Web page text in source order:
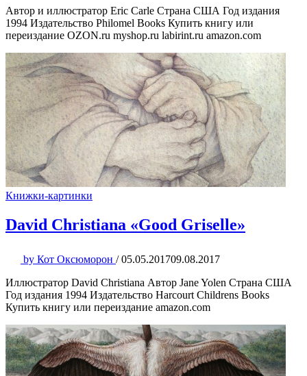
Автор и иллюстратор Eric Carle Страна США Год издания
1994 Издательство Philomel Books Купить книгу или
переиздание OZON.ru myshop.ru labirint.ru amazon.com
Книжки-картинки
David Christiana «Good Griselle»
by Кот Оксюморон / 05.05.201709.08.2017
Иллюстратор David Christiana Автор Jane Yolen Страна США
Год издания 1994 Издательство Harcourt Childrens Books
Купить книгу или переиздание amazon.com